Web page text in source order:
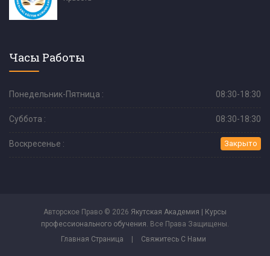
Часы Работы
Понедельник-Пятница : 08:30-18:30
Суббота : 08:30-18:30
Воскресенье : Закрыто
Авторское Право © 2026 Якутская Академия | Курсы
профессионального обучения . Все Права Защищены.
Главная Страница
| Свяжитесь С Нами